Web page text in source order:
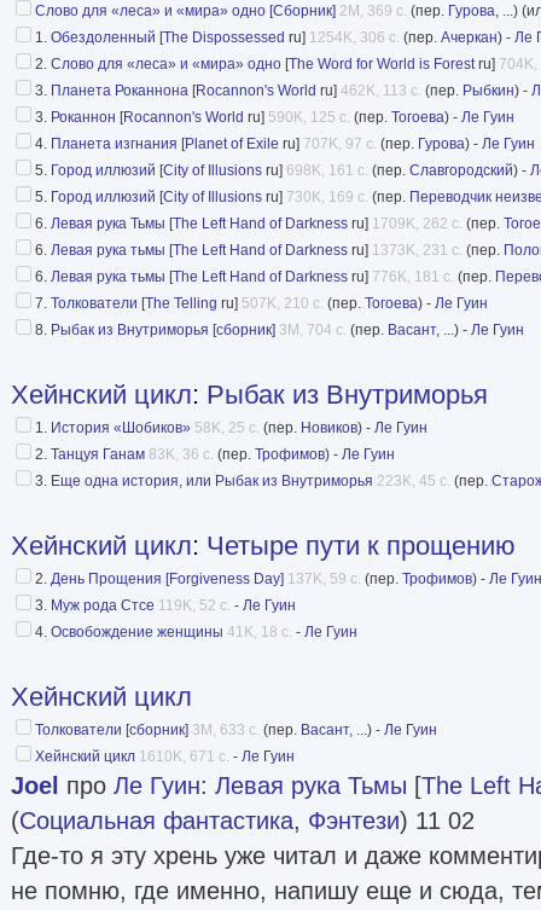
Слово для «леса» и «мира» одно [Сборник] 2M, 369 с. (пер. Гурова, ...)
1. Обездоленный [The Dispossessed ru] 1254K, 306 с. (пер. Ачеркан) - Ле
2. Слово для «леса» и «мира» одно [The Word for World is Forestru] 704K,
3. Планета Роканнона [Rocannon's World ru] 462K, 113 с. (пер. Рыбкин) -
3. Роканнон [Rocannon's World ru] 590K, 125 с. (пер. Тогоева) - Ле Гуин
4. Планета изгнания [Planet of Exile ru] 707K, 97 с. (пер. Гурова) - Ле Гуин
5. Город иллюзий [City of Illusions ru] 698K, 161 с. (пер. Славгородский) -
5. Город иллюзий [City of Illusions ru] 730K, 169 с. (пер. Переводчик
6. Левая рука Тьмы [The Left Hand of Darkness ru] 1709K, 262 с. (пер.
6. Левая рука тьмы [The Left Hand of Darkness ru] 1373K, 231 с. (пер.
6. Левая рука тьмы [The Left Hand of Darkness ru] 776K, 181 с. (пер.
7. Толкователи [The Telling ru] 507K, 210 с. (пер. Тогоева) - Ле Гуин
8. Рыбак из Внутриморья [сборник] 3M, 704 с. (пер. Васант, ...) - Ле Гуин
Хейнский цикл: Рыбак из Внутриморья
1. История «Шобиков» 58K, 25 с. (пер. Новиков) - Ле Гуин
2. Танцуя Ганам 83K, 36 с. (пер. Трофимов) - Ле Гуин
3. Еще одна история, или Рыбак из Внутриморья 223K, 45 с. (пер.
Хейнский цикл: Четыре пути к прощению
2. День Прощения [Forgiveness Day] 137K, 59 с. (пер. Трофимов) - Ле Гуин
3. Муж рода Стсе 119K, 52 с. - Ле Гуин
4. Освобождение женщины 41K, 18 с. - Ле Гуин
Хейнский цикл
Толкователи [сборник] 3M, 633 с. (пер. Васант, ...) - Ле Гуин
Хейнский цикл 1610K, 671 с. - Ле Гуин
Joel про Ле Гуин: Левая рука Тьмы [The Left
(Социальная фантастика, Фэнтези) 11 02
Где-то я эту хрень уже читал и даже
не помню, где именно, напишу еще и сюда,